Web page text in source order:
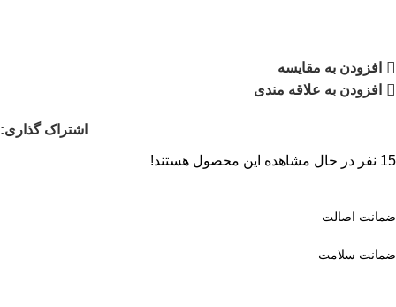
افزودن به مقایسه
افزودن به علاقه مندی
اشتراک گذاری:
15 نفر در حال مشاهده این محصول هستند!
ضمانت اصالت
ضمانت سلامت